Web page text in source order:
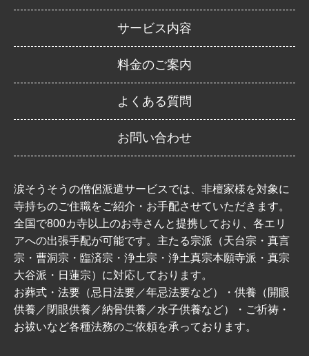
サービス内容
料金のご案内
よくある質問
お問い合わせ
涙そうそうの僧侶派遣サービスでは、非檀家様を対象に
寺持ちのご住職をご紹介・お手配させていただきます。
全国で800カ寺以上のお寺さんと提携しており、各エリ
アへの出張手配が可能です。主たる宗派（天台宗・真言
宗・曹洞宗・臨済宗・浄土宗・浄土真宗本願寺派・真宗
大谷派・日蓮宗）に対応しております。
お葬式・法要（忌日法要／年忌法要など）・供養（開眼
供養／閉眼供養／納骨供養／水子供養など）・ご祈祷・
お祓いなど各種法務のご依頼を承っております。